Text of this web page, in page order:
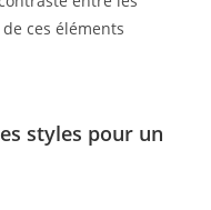
ces éléments
styles pour un